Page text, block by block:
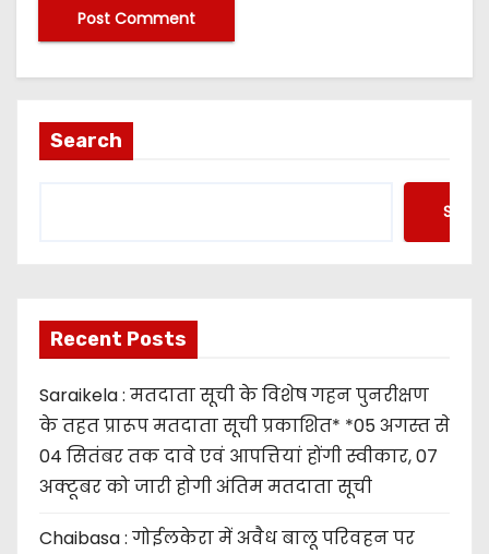
Search
Recent Posts
Saraikela : मतदाता सूची के विशेष गहन पुनरीक्षण
के तहत प्रारूप मतदाता सूची प्रकाशित* *05 अगस्त से
04 सितंबर तक दावे एवं आपत्तियां होंगी स्वीकार, 07
अक्टूबर को जारी होगी अंतिम मतदाता सूची
Chaibasa : गोईलकेरा में अवैध बालू परिवहन पर